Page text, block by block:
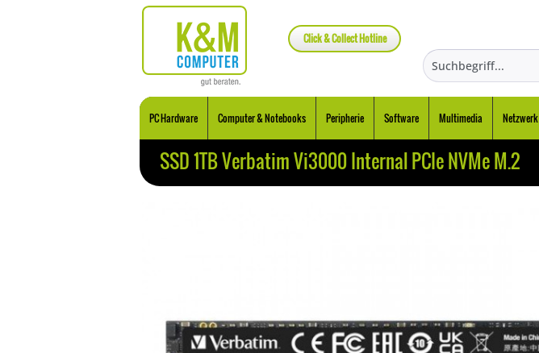
Click & Collect Hotline
PC Hardware Computer & Notebooks Peripherie Software Multimedia Netzwerk
SSD 1TB Verbatim Vi3000 Internal PCIe NVMe M.2